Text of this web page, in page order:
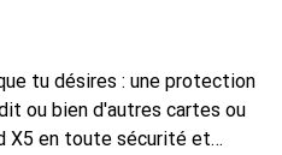
tu désires : une protection
ou bien d'autres cartes ou
X5 en toute sécurité et